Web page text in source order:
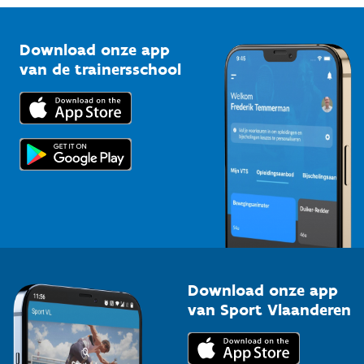
Bedrijven
Trainers en begeleiders
Topsporters
Vlaamse Trainersschool
Kennisplatform
Downloads
Voor de pers
Download onze app
van de trainersschool
Download onze app
van Sport Vlaanderen